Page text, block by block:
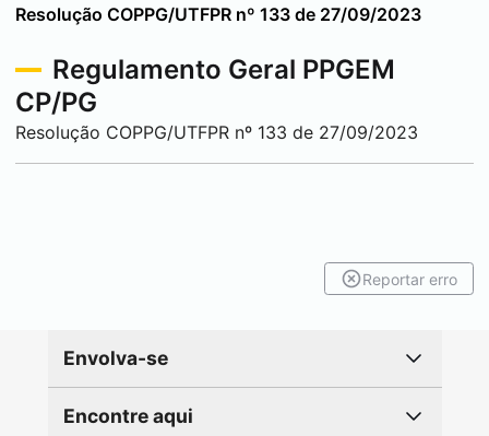
Resolução COPPG/UTFPR nº 133 de 27/09/2023
Regulamento Geral PPGEM
CP/PG
Resolução COPPG/UTFPR nº 133 de 27/09/2023
Reportar erro
Envolva-se
Encontre aqui